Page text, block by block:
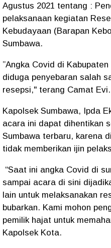
Agustus 2021 tentang :
pelaksanaan kegiatan
Kebudayaan (Barapan
Sumbawa.
”Angka Covid di
diduga penyebaran salah
resepsi," terang Camat Evi.
Kapolsek Sumbawa, Ipda
acara ini dapat dihentikan
Sumbawa terbaru, karena
tidak memberikan ijin
“Saat ini angka Covid di
sampai acara di sini
lain untuk melaksanakan
bubarkan. Kami mohon
pemilik hajat untuk
Kapolsek Kota.